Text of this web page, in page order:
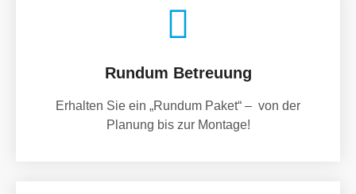
Rundum Betreuung
Erhalten Sie ein „Rundum Paket“ – von der
Planung bis zur Montage!